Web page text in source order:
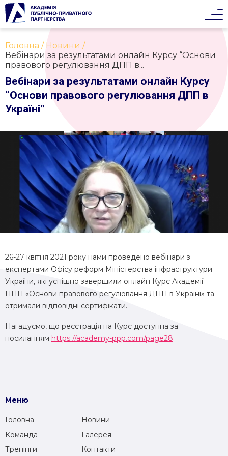
Головна
Новини
Вебінари за результатами онлайн Курсу “Основи
правового регулювання ДПП в...
Вебінари за результатами онлайн Курсу
“Основи правового регулювання ДПП в
Україні”
26-27 квітня 2021 року нами проведено вебінари з
експертами Офісу реформ Міністерства інфраструктури
України, які успішно завершили онлайн Курс Академії
ППП «Основи правового регулювання ДПП в Україні» та
отримали відповідні сертифікати.
Нагадуємо, що реєстрація на Курс доступна за
посиланням https://academy-ppp.com/page28
Меню
Головна
Новини
Команда
Галерея
Тренінги
Контакти